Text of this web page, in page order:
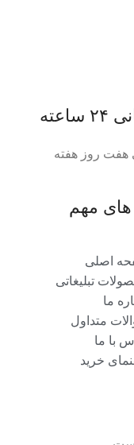
هفت روز هفته
های مهم
اصلی
تبلیغاتی
ما
متداول
با ما
خرید